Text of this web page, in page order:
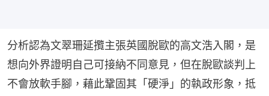
分析認為文翠珊延攬主張英國脫歐的高文浩入閣，是
想向外界證明自己可接納不同意見，但在脫歐談判上
不會放軟手腳，藉此鞏固其「硬淨」的執政形象，抵